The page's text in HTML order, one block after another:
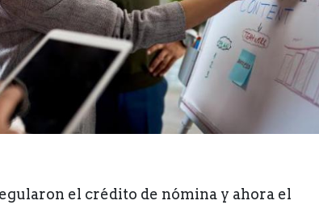
el crédito de nómina y ahora el